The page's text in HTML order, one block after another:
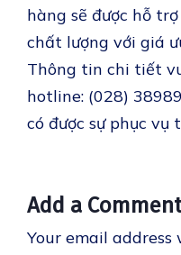
hàng sẽ được hỗ trợ
chất lượng với giá
Thông tin chi tiết
hotline: (028)
có được sự phục
Add a Comment
Your email